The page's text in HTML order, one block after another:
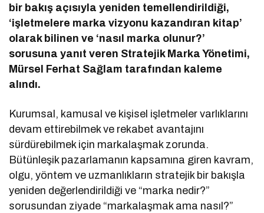
bir bakış açısıyla yeniden temellendirildiği,
‘işletmelere marka vizyonu kazandıran kitap’
olarak bilinen ve ‘nasıl marka olunur?’
sorusuna yanıt veren Stratejik Marka Yönetimi,
Mürsel Ferhat Sağlam tarafından kaleme
alındı.
Kurumsal, kamusal ve kişisel işletmeler varlıklarını
devam ettirebilmek ve rekabet avantajını
sürdürebilmek için markalaşmak zorunda.
Bütünleşik pazarlamanın kapsamına giren kavram,
olgu, yöntem ve uzmanlıkların stratejik bir bakışla
yeniden değerlendirildiği ve “marka nedir?”
sorusundan ziyade “markalaşmak ama nasıl?”